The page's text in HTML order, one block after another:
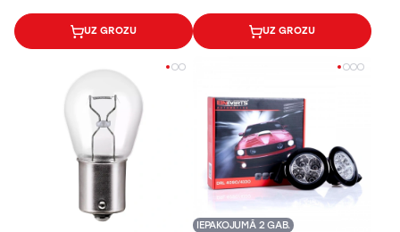
UZ GROZU UZ GROZU
IEPAKOJUMĀ 2 GAB.